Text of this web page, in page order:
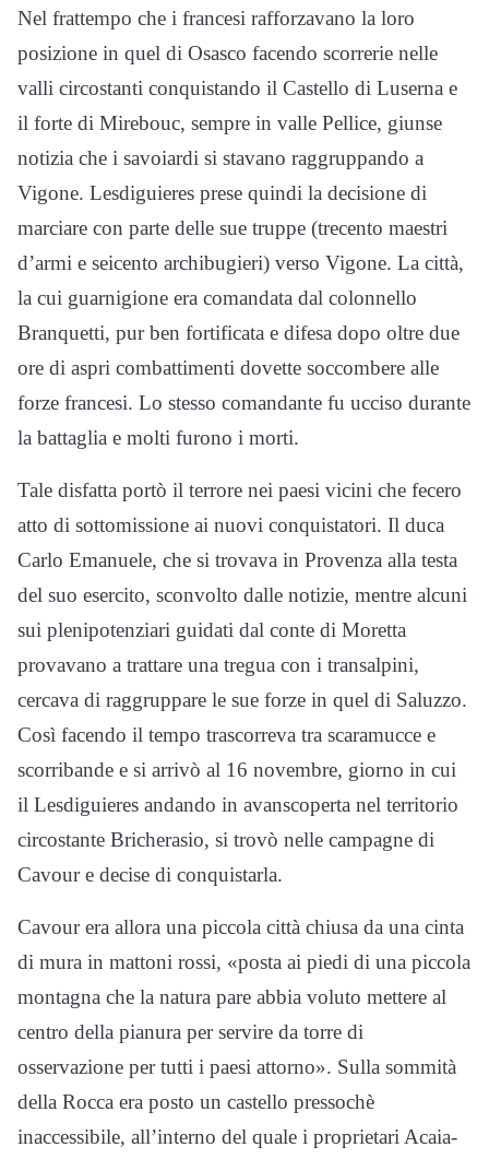
Nel frattempo che i francesi rafforzavano la loro
posizione in quel di Osasco facendo scorrerie nelle
valli circostanti conquistando il Castello di Luserna e
il forte di Mirebouc, sempre in valle Pellice, giunse
notizia che i savoiardi si stavano raggruppando a
Vigone. Lesdiguieres prese quindi la decisione di
marciare con parte delle sue truppe (trecento maestri
d’armi e seicento archibugieri) verso Vigone. La città,
la cui guarnigione era comandata dal colonnello
Branquetti, pur ben fortificata e difesa dopo oltre due
ore di aspri combattimenti dovette soccombere alle
forze francesi. Lo stesso comandante fu ucciso durante
la battaglia e molti furono i morti.
Tale disfatta portò il terrore nei paesi vicini che fecero
atto di sottomissione ai nuovi conquistatori. Il duca
Carlo Emanuele, che si trovava in Provenza alla testa
del suo esercito, sconvolto dalle notizie, mentre alcuni
sui plenipotenziari guidati dal conte di Moretta
provavano a trattare una tregua con i transalpini,
cercava di raggruppare le sue forze in quel di Saluzzo.
Così facendo il tempo trascorreva tra scaramucce e
scorribande e si arrivò al 16 novembre, giorno in cui
il Lesdiguieres andando in avanscoperta nel territorio
circostante Bricherasio, si trovò nelle campagne di
Cavour e decise di conquistarla.
Cavour era allora una piccola città chiusa da una cinta
di mura in mattoni rossi, «posta ai piedi di una piccola
montagna che la natura pare abbia voluto mettere al
centro della pianura per servire da torre di
osservazione per tutti i paesi attorno». Sulla sommità
della Rocca era posto un castello pressochè
inaccessibile, all’interno del quale i proprietari Acaia-